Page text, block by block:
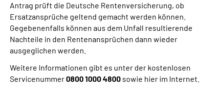
Mein Kundenportal
Antrag prüft die Deutsche Rentenversicherung, ob
Ersatzansprüche geltend gemacht werden können.
Gegebenenfalls können aus dem Unfall resultierende
Nachteile in den Rentenansprüchen dann wieder
ausgeglichen werden.
Weitere Informationen gibt es unter der kostenlosen
Servicenummer0800 1000 4800 sowie hier im Internet.